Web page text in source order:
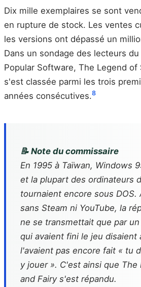
Dix mille exemplaires se sont
en rupture de stock. Les ventes
les versions ont dépassé un
Dans un sondage des lecteurs
Popular Software, The Legend of
s'est classée parmi les trois
années consécutives.8
📝 Note du commissaire
En 1995 à Taïwan, Windows
et la plupart des ordinateurs
tournaient encore sous DOS.
sans Steam ni YouTube, la
ne se transmettait que par
qui avaient fini le jeu disaient
l'avaient pas encore fait « tu
y jouer ». C'est ainsi que
and Fairy s'est répandu.